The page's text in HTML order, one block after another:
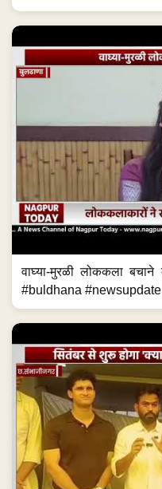
वाघ्या-मुरळी लोककला
#buldhana